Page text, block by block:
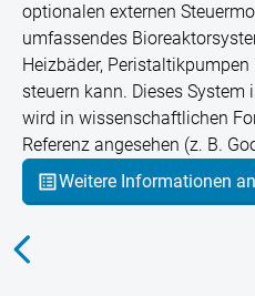
optionalen externen
umfassendes
Heizbäder,
steuern kann. Dieses
wird in wissenschaftlichen
Referenz angesehen (z. B.
Weitere Informationen